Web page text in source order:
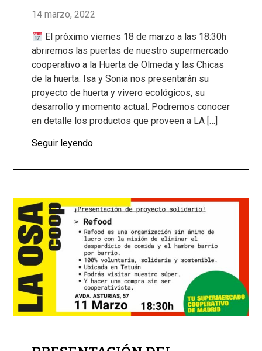
14 marzo, 2022
El próximo viernes 18 de marzo a las 18:30h
abriremos las puertas de nuestro supermercado
cooperativo a la Huerta de Olmeda y las Chicas
de la huerta. Isa y Sonia nos presentarán su
proyecto de huerta y vivero ecológicos, su
desarrollo y momento actual. Podremos conocer
en detalle los productos que proveen a LA […]
Seguir leyendo